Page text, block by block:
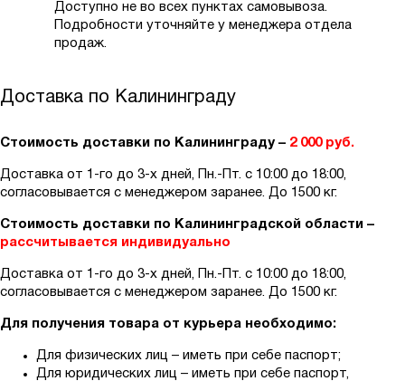
Доступно не во всех пунктах самовывоза.
Подробности уточняйте у менеджера отдела
продаж.
Доставка по Калининграду
Стоимость доставки по Калининграду – 2 000 руб.
Доставка от 1-го до 3-х дней, Пн.-Пт. с 10:00 до 18:00,
согласовывается с менеджером заранее. До 1500 кг.
Стоимость доставки по Калининградской области –
рассчитывается индивидуально
Доставка от 1-го до 3-х дней, Пн.-Пт. с 10:00 до 18:00,
согласовывается с менеджером заранее. До 1500 кг.
Для получения товара от курьера необходимо:
Для физических лиц – иметь при себе паспорт;
Для юридических лиц – иметь при себе паспорт,